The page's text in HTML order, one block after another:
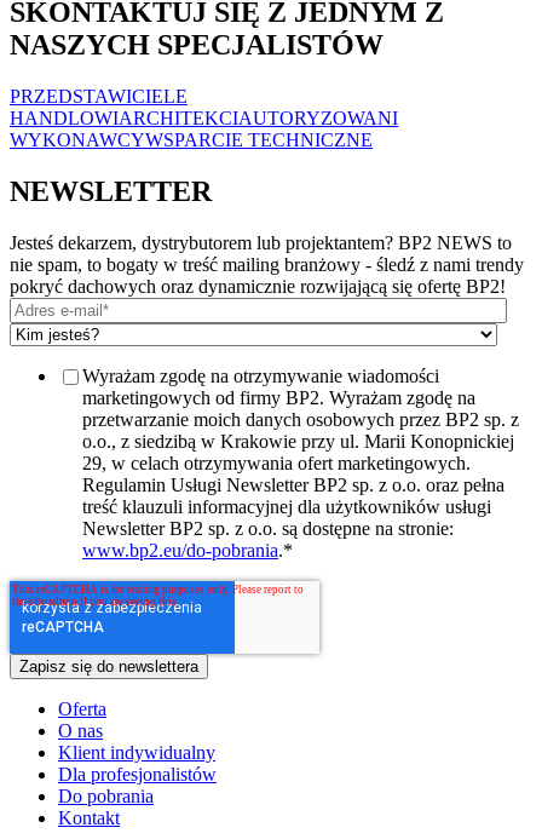
SKONTAKTUJ SIĘ Z JEDNYM Z
NASZYCH SPECJALISTÓW
PRZEDSTAWICIELE
HANDLOWIARCHITEKCIAUTORYZOWANI
WYKONAWCYWSPARCIE TECHNICZNE
NEWSLETTER
Jesteś dekarzem, dystrybutorem lub projektantem? BP2 NEWS to
nie spam, to bogaty w treść mailing branżowy - śledź z nami trendy
pokryć dachowych oraz dynamicznie rozwijającą się ofertę BP2!
Wyrażam zgodę na otrzymywanie wiadomości
marketingowych od firmy BP2. Wyrażam zgodę na
przetwarzanie moich danych osobowych przez BP2 sp. z
o.o., z siedzibą w Krakowie przy ul. Marii Konopnickiej
29, w celach otrzymywania ofert marketingowych.
Regulamin Usługi Newsletter BP2 sp. z o.o. oraz pełna
treść klauzuli informacyjnej dla użytkowników usługi
Newsletter BP2 sp. z o.o. są dostępne na stronie:
www.bp2.eu/do-pobrania.*
Oferta
O nas
Klient indywidualny
Dla profesjonalistów
Do pobrania
Kontakt